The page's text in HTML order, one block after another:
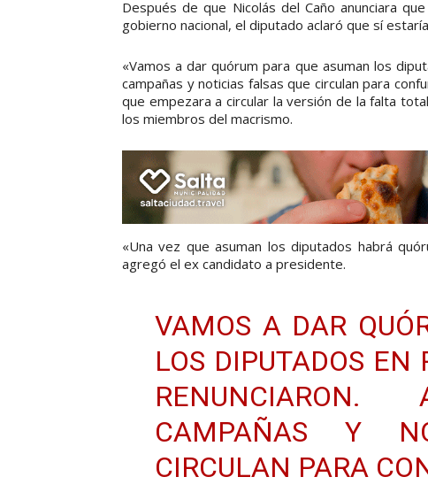
Después de que Nicolás del Caño anunciara
gobierno nacional, el diputado aclaró que sí
«Vamos a dar quórum para que asuman los
campañas y noticias falsas que circulan para
que empezara a circular la versión de la falta
los miembros del macrismo.
«Una vez que asuman los diputados habrá
agregó el ex candidato a presidente.
VAMOS A DAR
LOS DIPUTADOS EN
CAMPAÑAS Y
CIRCULAN PARA